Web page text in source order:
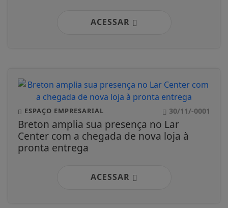
ACESSAR
ESPAÇO EMPRESARIAL 30/11/-0001
Breton amplia sua presença no Lar
Center com a chegada de nova loja à
pronta entrega
ACESSAR